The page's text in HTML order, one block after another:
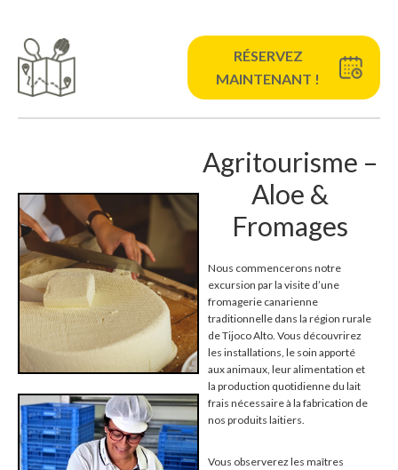
RÉSERVEZ
MAINTENANT !
Agritourisme –
Aloe &
Fromages
Nous commencerons notre
excursion par la visite d’une
fromagerie canarienne
traditionnelle dans la région rurale
de Tijoco Alto. Vous découvrirez
les installations, le soin apporté
aux animaux, leur alimentation et
la production quotidienne du lait
frais nécessaire à la fabrication de
nos produits laitiers.
Vous observerez les maîtres